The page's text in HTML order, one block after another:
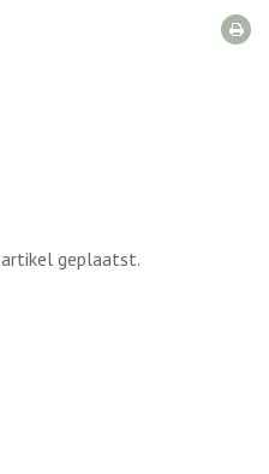
geplaatst.